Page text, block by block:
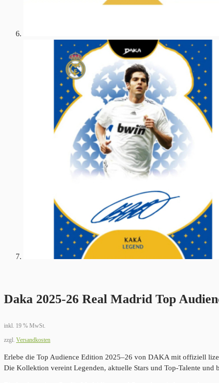
Daka 2025-26 Real Madrid Top
inkl. 19 % MwSt.
zzgl. Versandkosten
Erlebe die Top Audience Edition 2025–26 von DAKA mit offiziell
Die Kollektion vereint Legenden, aktuelle Stars und Top-Talente